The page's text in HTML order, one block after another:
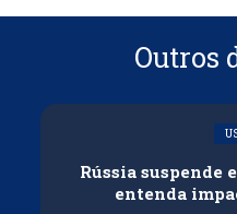
Outros
Rússia suspende
entenda